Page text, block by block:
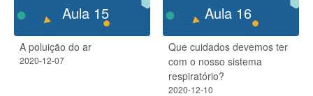
Aula 15
A poluição do ar
2020-12-07
Aula 16
Que cuidados devemos ter
com o nosso sistema
respiratório?
2020-12-10